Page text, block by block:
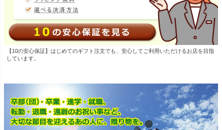
【10の安心保証】はじめてのギフト注文でも、安心してご利用いただけるお店を目指
しています。